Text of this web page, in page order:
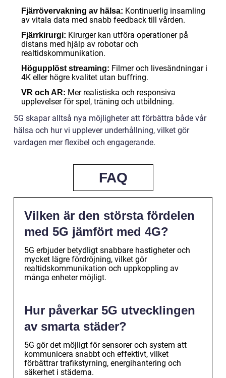
Fjärrövervakning av hälsa: Kontinuerlig insamling
av vitala data med snabb feedback till vården.
Fjärrkirurgi: Kirurger kan utföra operationer på
distans med hjälp av robotar och
realtidskommunikation.
Högupplöst streaming: Filmer och livesändningar i
4K eller högre kvalitet utan buffring.
VR och AR: Mer realistiska och responsiva
upplevelser för spel, träning och utbildning.
5G skapar alltså nya möjligheter att förbättra både vår
hälsa och hur vi upplever underhållning, vilket gör
vardagen mer flexibel och engagerande.
FAQ
Vilken är den största fördelen
med 5G jämfört med 4G?
5G erbjuder betydligt snabbare hastigheter och
mycket lägre fördröjning, vilket gör
realtidskommunikation och uppkoppling av
många enheter möjligt.
Hur påverkar 5G utvecklingen
av smarta städer?
5G gör det möjligt för sensorer och system att
kommunicera snabbt och effektivt, vilket
förbättrar trafikstyrning, energihantering och
säkerhet i städerna.